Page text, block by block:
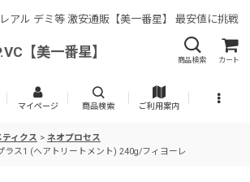
アル デミ等 激安通販【美一番星】 最安値に挑戦
【美一番星】
商品検索 カート
マイページ 商品検索 ご利用案内
ィクス > ネオプロセス
ラス1 (ヘアトリートメント) 240g/フィヨーレ